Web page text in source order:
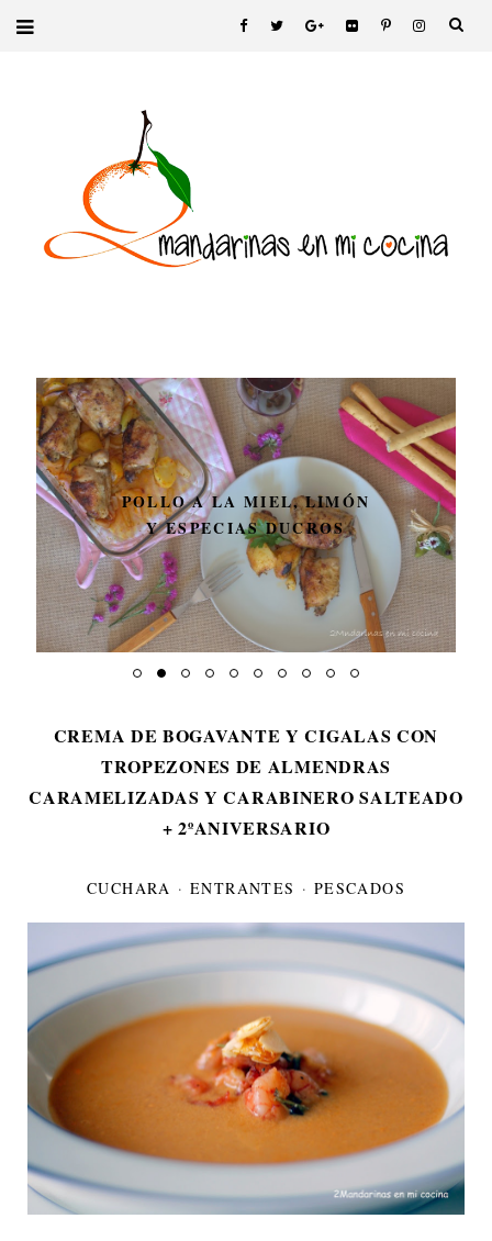
POLLO A LA MIEL, LIMÓN
Y ESPECIAS DUCROS
CREMA DE BOGAVANTE Y CIGALAS CON
TROPEZONES DE ALMENDRAS
CARAMELIZADAS Y CARABINERO SALTEADO
+ 2ºANIVERSARIO
CUCHARA · ENTRANTES · PESCADOS